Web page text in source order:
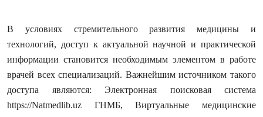
В условиях стремительного развития медицины и
технологий, доступ к актуальной научной и практической
информации становится необходимым элементом в работе
врачей всех специализаций. Важнейшим источником такого
доступа являются: Электронная поисковая система
https://Natmedlib.uz ГНМБ, Виртуальные медицинские